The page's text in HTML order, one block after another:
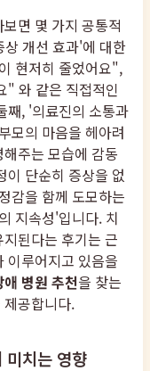
면 몇 가지 공통적
개선 효과'에 대한
현저히 줄었어요",
" 와 같은 직접적인
째, '의료진의 소통과
모의 마음을 헤아려
주는 모습에 감동
이 단순히 증상을 없
감을 함께 도모하는
지속성'입니다. 치
된다는 후기는 근
이루어지고 있음을
병원 추천을 찾는
공합니다.
미치는 영향